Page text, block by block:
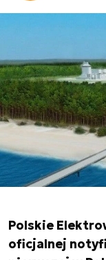
Polskie
oficjalnej